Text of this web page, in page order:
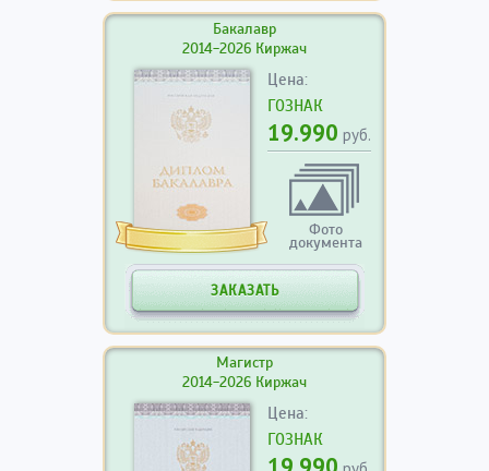
Бакалавр
2014-2026 Киржач
Цена:
ГОЗНАК
19.990 руб.
Фото
документа
ЗАКАЗАТЬ
Магистр
2014-2026 Киржач
Цена:
ГОЗНАК